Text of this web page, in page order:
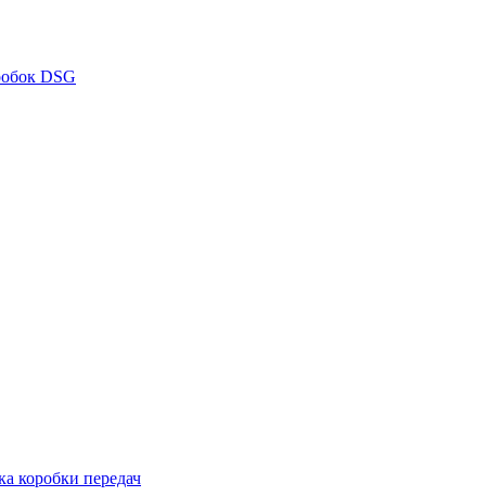
DSG
коробки передач